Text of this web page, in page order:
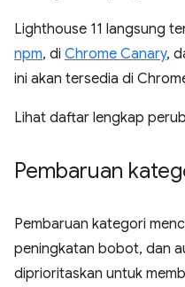
Lighthouse 11 langsung
npm, di Chrome Canary,
ini akan tersedia di
Lihat daftar lengkap
Pembaruan
Pembaruan kategori
peningkatan bobot, dan
diprioritaskan untuk